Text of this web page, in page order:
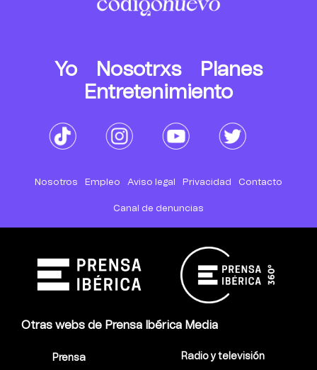
Yo Nosotrxs
Planes
Entretenimiento
Nosotros Empleo Aviso legal Privacidad Contacto
Canal de denuncias
Otras webs de Prensa Ibérica Media
Prensa Radio y televisión